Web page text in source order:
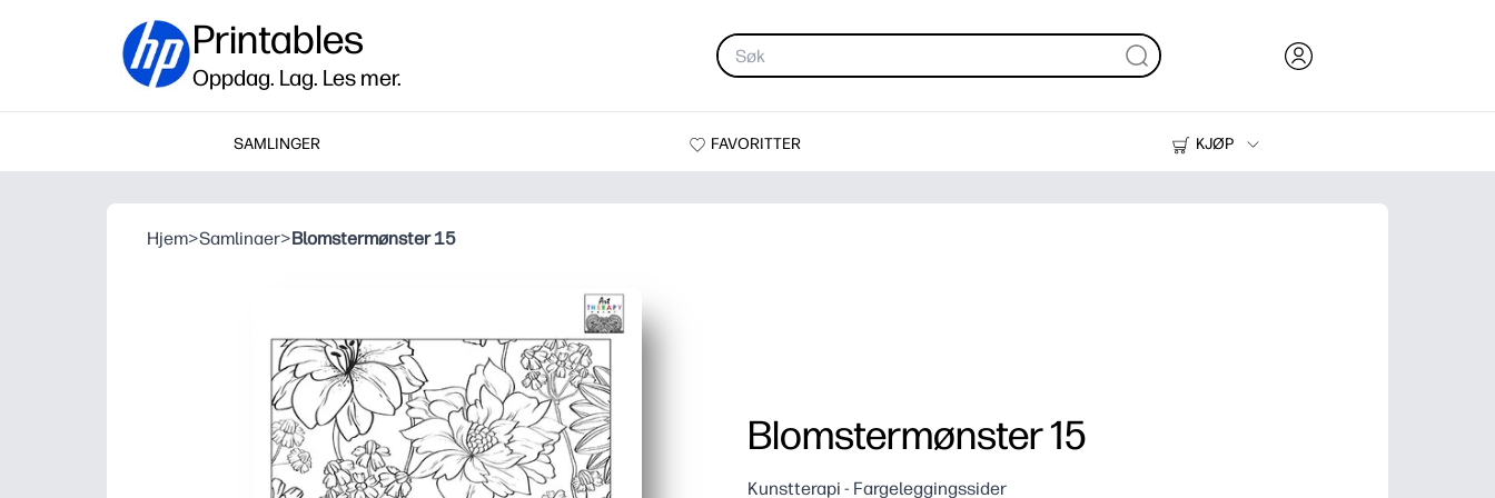
Printables
Oppdag. Lag. Les mer.
SAMLINGER FAVORITTER
KJØP
Skrivere
Hjem>Samlinaer>Blomstermønster 15
Blomstermønster 15
Kunstterapi - Fargeleggingssider